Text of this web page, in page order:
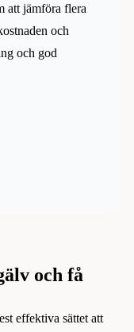
att jämföra flera
och
och god
och få
effektiva sättet att